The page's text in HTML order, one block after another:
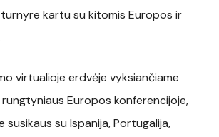
kartu su kitomis Europos ir
virtualioje erdvėje vyksiančiame
Europos konferencijoje,
susikaus su Ispanija, Portugalija,